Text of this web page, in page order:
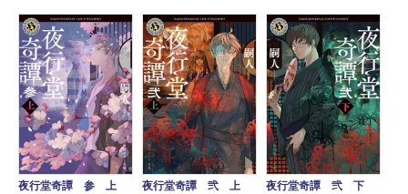
夜行堂奇譚 参 上
夜行堂奇譚 弐 上
夜行堂奇譚 弐 下